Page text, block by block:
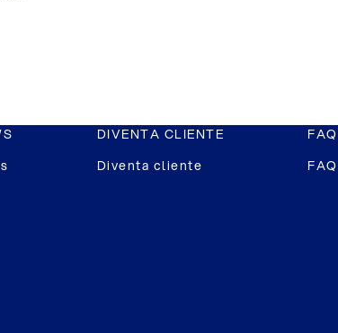
DIVENTA CLIENTE
Diventa cliente
FAQ
FAQ